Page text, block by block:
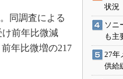
同調査による
け前年比微減
年比微増の217
状況
ソニ
も主
27年
供給